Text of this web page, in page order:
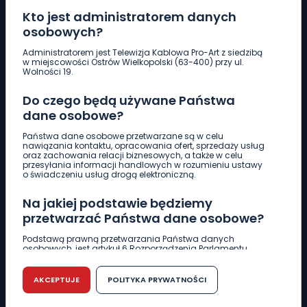
Kto jest administratorem danych
osobowych?
Administratorem jest Telewizja Kablowa Pro-Art z siedzibą
w miejscowości Ostrów Wielkopolski (63-400) przy ul.
Wolności 19.
Do czego będą używane Państwa
dane osobowe?
Państwa dane osobowe przetwarzane są w celu
nawiązania kontaktu, opracowania ofert, sprzedaży usług
oraz zachowania relacji biznesowych, a także w celu
przesyłania informacji handlowych w rozumieniu ustawy
o świadczeniu usług drogą elektroniczną.
Na jakiej podstawie będziemy
przetwarzać Państwa dane osobowe?
Podstawą prawną przetwarzania Państwa danych
osobowych, jest artykuł 6 Rozporządzenia Parlamentu
r. w sprawie ochrony osób fizycznych w związku z
przetwarzaniem danych osobowych w sprawie
swobodnego przepływu takich danych oraz uchylenia
dyrektywy 95/46/WE (RODO).
AKCEPTUJE POLITYKA PRYWATNOŚCI
Pobierz logotyp
661 997 997
REDAKCJA
62 735 22 22redakcja@wlkp24.info
DZIAŁ REKLAMY
62 735 01 85 reklama@wlkp24.info
WIADOMOŚCI
CIEKAWOSTKI